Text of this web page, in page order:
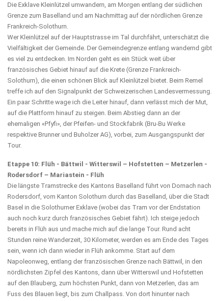
Die Exklave Kleinlützel umwandern, am Morgen entlang der südlichen
Grenze zum Baselland und am Nachmittag auf der nördlichen Grenze
Frankreich-Solothurn.
Wer Kleinlützel auf der Hauptstrasse im Tal durchfährt, unterschätzt die
Vielfältigkeit der Gemeinde. Der Gemeindegrenze entlang wandernd gibt
es viel zu entdecken. Im Norden geht es ein Stück weit über
französisches Gebiet hinauf auf die Krete (Grenze Frankreich-
Solothurn), die einen schönen Blick auf Kleinlützel bietet. Beim Remel
treffe ich auf den Signalpunkt der Schweizerischen Landesvermessung.
Ein paar Schritte wage ich die Leiter hinauf, dann verlässt mich der Mut,
auf die Plattform hinauf zu steigen. Beim Abstieg dann an der
ehemaligen «Pfyfi», der Pfeifen- und Stockfabrik (Bru-Bu Werke
respektive Brunner und Buholzer AG), vorbei, zum Ausgangspunkt der
Tour.
Etappe 10: Flüh - Bättwil - Witterswil – Hofstetten – Metzerlen -
Rodersdorf – Mariastein - Flüh
Die längste Tramstrecke des Kantons Baselland führt von Dornach nach
Rodersdorf, vom Kanton Solothurn durch das Baselland, über die Stadt
Basel in die Solothurner Exklave (wobei das Tram vor der Endstation
auch noch kurz durch französisches Gebiet fährt). Ich steige jedoch
bereits in Flüh aus und mache mich auf die lange Tour. Rund acht
Stunden reine Wanderzeit, 30 Kilometer, werden es am Ende des Tages
sein, wenn ich dann wieder in Flüh ankomme. Start auf dem
Napoleonweg, entlang der französischen Grenze nach Bättwil, in den
nördlichsten Zipfel des Kantons, dann über Witterswil und Hofstetten
auf den Blauberg, zum höchsten Punkt, dann von Metzerlen, das am
Fuss des Blauen liegt, bis zum Challpass. Von dort hinunter nach